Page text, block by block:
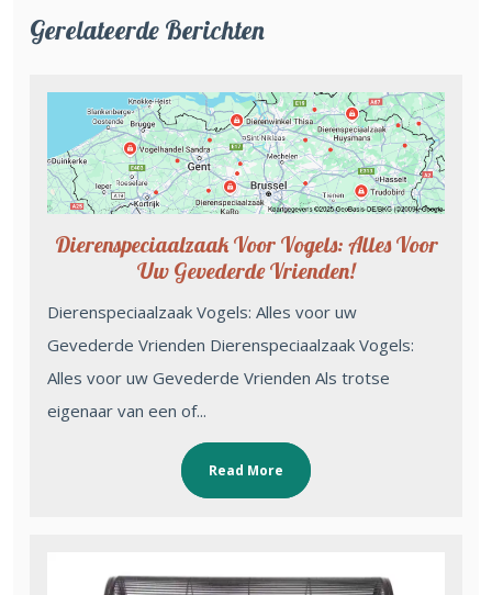
Gerelateerde Berichten
Dierenspeciaalzaak Voor Vogels: Alles Voor
Uw Gevederde Vrienden!
Dierenspeciaalzaak Vogels: Alles voor uw
Gevederde Vrienden Dierenspeciaalzaak Vogels:
Alles voor uw Gevederde Vrienden Als trotse
eigenaar van een of...
Read More